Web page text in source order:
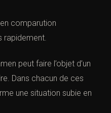
comparution
rapidement.
peut faire l’objet d’un
Dans chacun de ces
une situation subie en